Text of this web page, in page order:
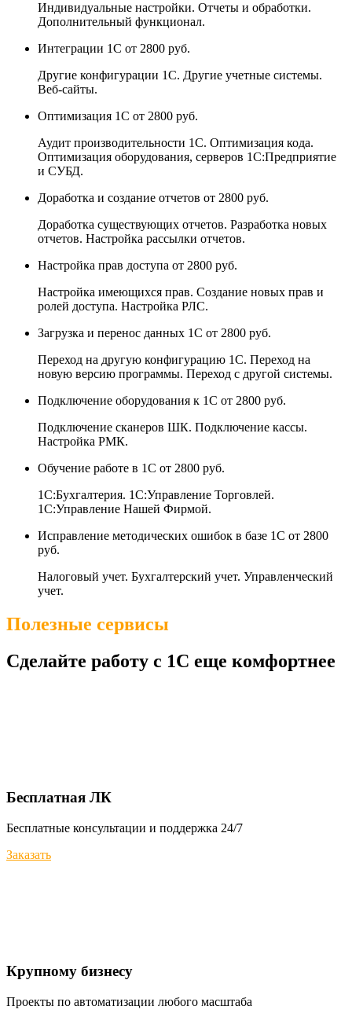
Индивидуальные настройки. Отчеты и обработки.
Дополнительный функционал.
Интеграции 1С от 2800 руб.
Другие конфигурации 1С. Другие учетные системы.
Веб-сайты.
Оптимизация 1С от 2800 руб.
Аудит производительности 1С. Оптимизация кода.
Оптимизация оборудования, серверов 1С:Предприятие
и СУБД.
Доработка и создание отчетов от 2800 руб.
Доработка существующих отчетов. Разработка новых
отчетов. Настройка рассылки отчетов.
Настройка прав доступа от 2800 руб.
Настройка имеющихся прав. Создание новых прав и
ролей доступа. Настройка РЛС.
Загрузка и перенос данных 1С от 2800 руб.
Переход на другую конфигурацию 1С. Переход на
новую версию программы. Переход с другой системы.
Подключение оборудования к 1С от 2800 руб.
Подключение сканеров ШК. Подключение кассы.
Настройка РМК.
Обучение работе в 1С от 2800 руб.
1С:Бухгалтерия. 1С:Управление Торговлей.
1С:Управление Нашей Фирмой.
Исправление методических ошибок в базе 1С от 2800
руб.
Налоговый учет. Бухгалтерский учет. Управленческий
учет.
Полезные сервисы
Сделайте работу с 1С еще комфортнее
Бесплатная ЛК
Бесплатные консультации и поддержка 24/7
Заказать
Крупному бизнесу
Проекты по автоматизации любого масштаба